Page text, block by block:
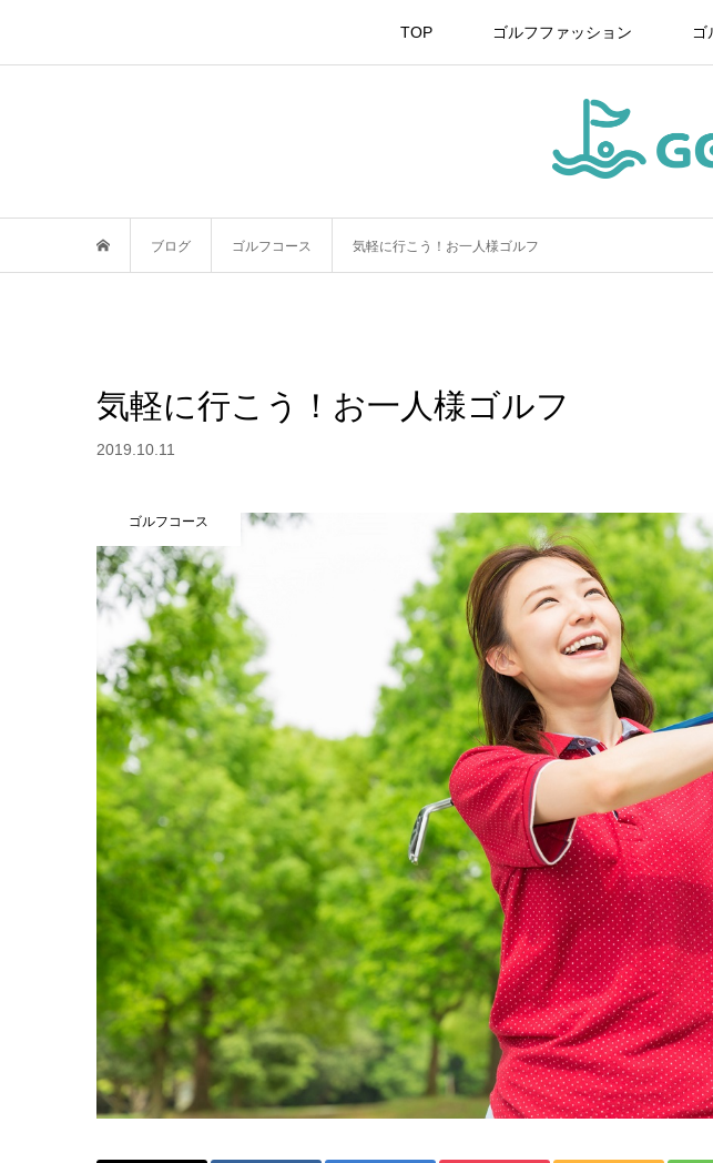
TOP ゴルフファッション ゴ
ブログ ゴルフコース 気軽に行こう！お一人様ゴルフ
気軽に行こう！お一人様ゴルフ
2019.10.11
ゴルフコース